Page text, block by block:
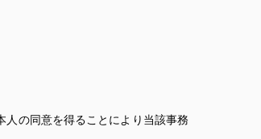
人の同意を得ることにより当該事務